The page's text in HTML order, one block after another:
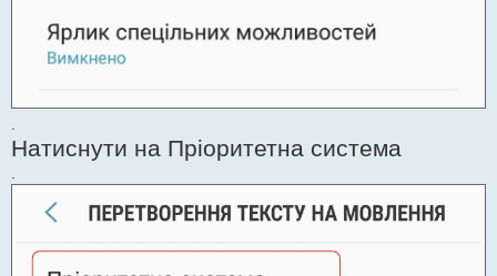
.
Натиснути на Пріоритетна система
.